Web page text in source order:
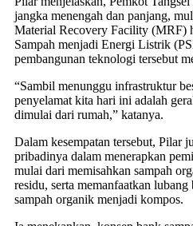
jangka menengah dan panjang,
Material Recovery Facility (MRF)
Sampah menjadi Energi Listrik
pembangunan teknologi tersebut
“Sambil menunggu infrastruktur
penyelamat kita hari ini adalah
dimulai dari rumah,” katanya.
Dalam kesempatan tersebut, Pilar
pribadinya dalam menerapkan
mulai dari memisahkan sampah
residu, serta memanfaatkan
sampah organik menjadi kompos.